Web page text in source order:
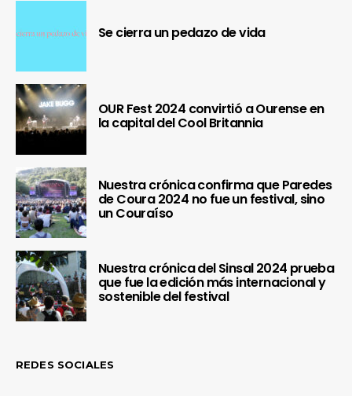
Se cierra un pedazo de vida
OUR Fest 2024 convirtió a Ourense en
la capital del Cool Britannia
Nuestra crónica confirma que Paredes
de Coura 2024 no fue un festival, sino
un Couraíso
Nuestra crónica del Sinsal 2024 prueba
que fue la edición más internacional y
sostenible del festival
REDES SOCIALES